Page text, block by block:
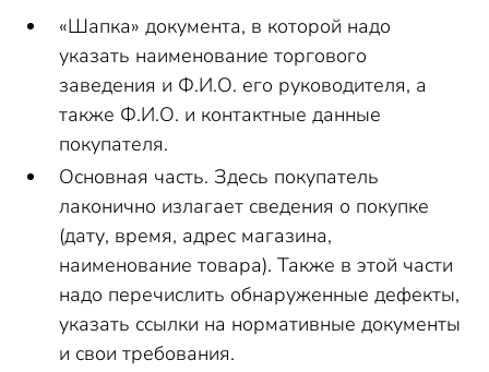
«Шапка» документа, в которой надо
указать наименование торгового
заведения и Ф.И.О. его руководителя, а
также Ф.И.О. и контактные данные
покупателя.
Основная часть. Здесь покупатель
лаконично излагает сведения о покупке
(дату, время, адрес магазина,
наименование товара). Также в этой части
надо перечислить обнаруженные дефекты,
указать ссылки на нормативные документы
и свои требования.